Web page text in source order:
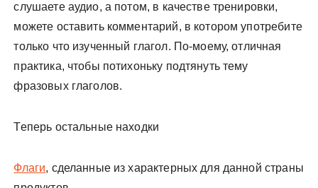
слушаете аудио, а потом, в качестве тренировки,
можете оставить комментарий, в котором употребите
только что изученный глагол. По-моему, отличная
практика, чтобы потихоньку подтянуть тему
фразовых глаголов.
Теперь остальные находки
Флаги, сделанные из характерных для данной страны